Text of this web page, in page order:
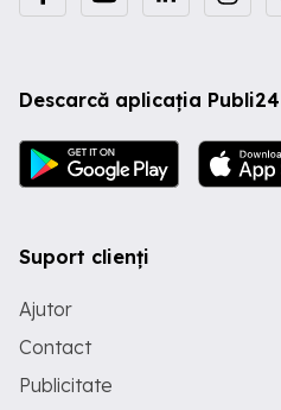
Descarcă aplicația Publi24
Suport clienți
Ajutor
Contact
Publicitate